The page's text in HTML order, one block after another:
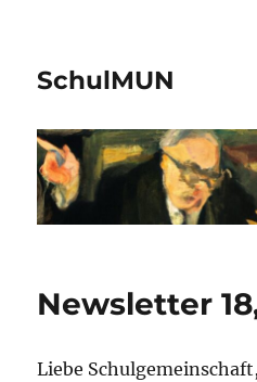
SchulMUN
Newsletter
Liebe Schulgemeinschaft,